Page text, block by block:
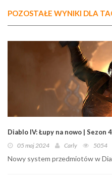
POZOSTAŁE WYNIKI DLA
Diablo IV: Łupy na nowo | Sezon
05 maj 2024 Carly 5054
Nowy system przedmiotów w